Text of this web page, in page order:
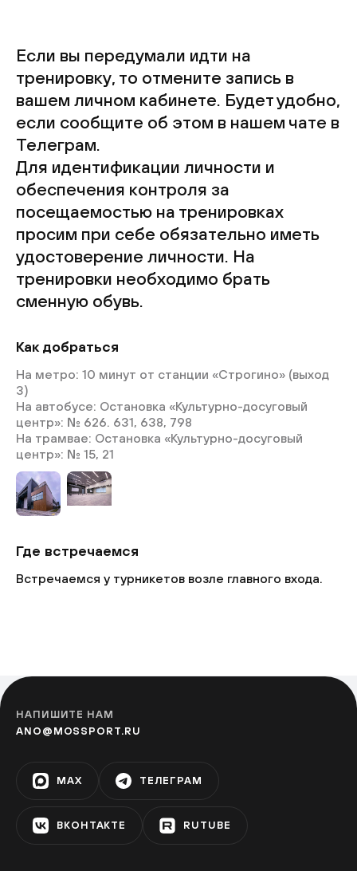
Если вы передумали идти на
тренировку, то отмените запись в
вашем личном кабинете. Будет удобно,
если сообщите об этом в нашем чате в
Телеграм.
Для идентификации личности и
обеспечения контроля за
посещаемостью на тренировках
просим при себе обязательно иметь
удостоверение личности. На
тренировки необходимо брать
сменную обувь.
Как добраться
На метро: 10 минут от станции «Строгино» (выход
3)
На автобусе: Остановка «Культурно-досуговый
центр»: № 626. 631, 638, 798
На трамвае: Остановка «Культурно-досуговый
центр»: № 15, 21
Где встречаемся
Встречаемся у турникетов возле главного входа.
НАПИШИТЕ НАМ
ANO@MOSSPORT.RU
MAX ТЕЛЕГРАМ
ВКОНТАКТЕ RUTUBE